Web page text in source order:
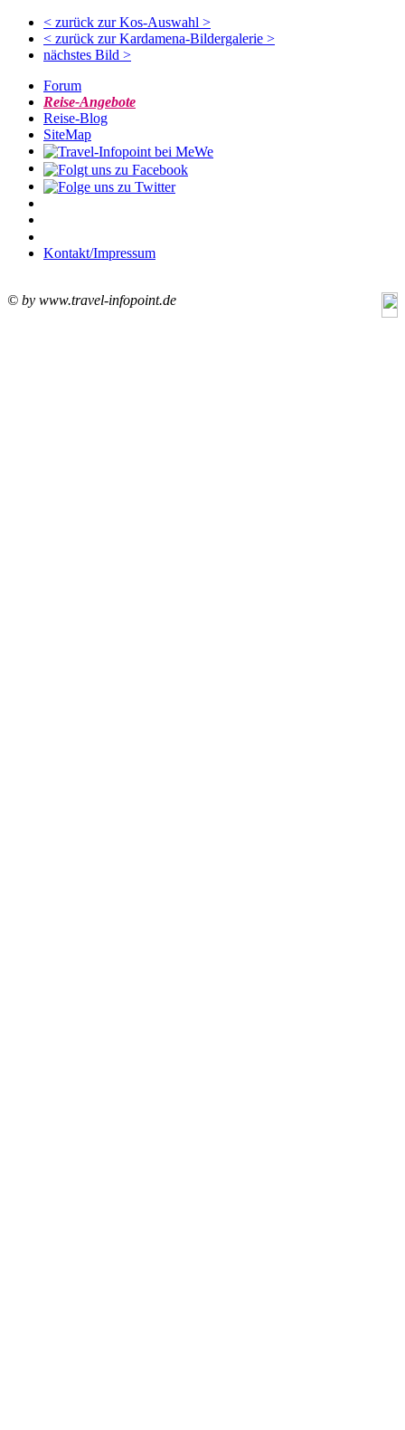
< zurück zur Kos-Auswahl >
< zurück zur Kardamena-Bildergalerie >
nächstes Bild >
Forum
Reise-Angebote
Reise-Blog
SiteMap
Kontakt/Impressum
© by www.travel-infopoint.de